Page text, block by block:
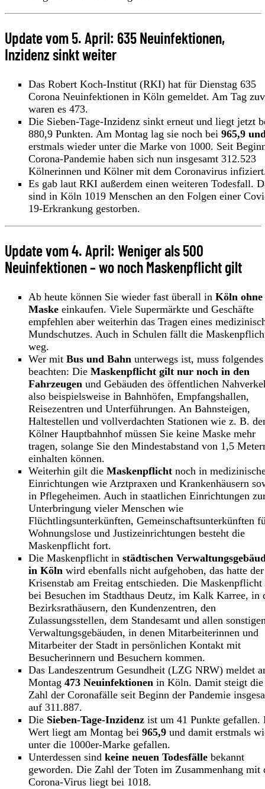
Update vom 5. April: 635 Neuinfektionen,
Inzidenz sinkt weiter
Das Robert Koch-Institut (RKI) hat für Dienstag 635
Corona Neuinfektionen in Köln gemeldet. Am Tag
waren es 473.
Die Sieben-Tage-Inzidenz sinkt erneut und liegt jetzt
880,9 Punkten. Am Montag lag sie noch bei 965,9
erstmals wieder unter die Marke von 1000. Seit
Corona-Pandemie haben sich nun insgesamt 312.523
Kölnerinnen und Kölner mit dem Coronavirus
Es gab laut RKI außerdem einen weiteren Todesfall.
sind in Köln 1019 Menschen an den Folgen einer
19-Erkrankung gestorben.
Update vom 4. April: Weniger als 500
Neuinfektionen – wo noch Maskenpflicht gilt
Ab heute können Sie wieder fast überall in Köln ohne
Maske einkaufen. Viele Supermärkte und Geschäfte
empfehlen aber weiterhin das Tragen eines
Mundschutzes. Auch in Schulen fällt die
weg.
Wer mit Bus und Bahn unterwegs ist, muss folgendes
beachten: Die Maskenpflicht gilt nur noch in den
Fahrzeugen und Gebäuden des öffentlichen
also beispielsweise in Bahnhöfen, Empfangshallen,
Reisezentren und Unterführungen. An Bahnsteigen,
Haltestellen und vollverdachten Stationen wie z. B.
Kölner Hauptbahnhof müssen Sie keine Maske mehr
tragen, solange Sie den Mindestabstand von 1,5
einhalten können.
Weiterhin gilt die Maskenpflicht noch in
Einrichtungen wie Arztpraxen und Krankenhäusern
in Pflegeheimen. Auch in staatlichen Einrichtungen
Unterbringung vieler Menschen wie
Flüchtlingsunterkünften, Gemeinschaftsunterkünften
Wohnungslose und Justizeinrichtungen besteht die
Maskenpflicht fort.
Die Maskenpflicht in städtischen
in Köln wird ebenfalls nicht aufgehoben, das hatte der
Krisenstab am Freitag entschieden. Die
bei Besuchen im Stadthaus Deutz, im Kalk Karree, in
Bezirksrathäusern, den Kundenzentren, den
Zulassungsstellen, dem Standesamt und allen
Verwaltungsgebäuden, in denen Mitarbeiterinnen und
Mitarbeiter der Stadt in persönlichen Kontakt mit
Besucherinnern und Besuchern kommen.
Das Landeszentrum Gesundheit (LZG NRW) meldet
Montag 473 Neuinfektionen in Köln. Damit steigt die
Zahl der Coronafälle seit Beginn der Pandemie
auf 311.887.
Die Sieben-Tage-Inzidenz ist um 41 Punkte gefallen.
Wert liegt am Montag bei 965,9 und damit erstmals
unter die 1000er-Marke gefallen.
Unterdessen sind keine neuen Todesfälle bekannt
geworden. Die Zahl der Toten im Zusammenhang mit
Corona-Virus liegt bei 1018.